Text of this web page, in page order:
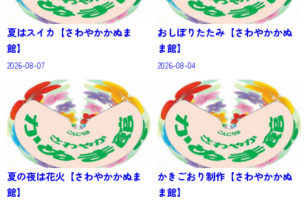
夏はスイカ【さわやかかぬま
館】
2026-08-07
おしぼりたたみ【さわやかかぬ
ま館】
2026-08-04
夏の夜は花火【さわやかかぬま
館】
かきごおり制作【さわやかかぬ
ま館】